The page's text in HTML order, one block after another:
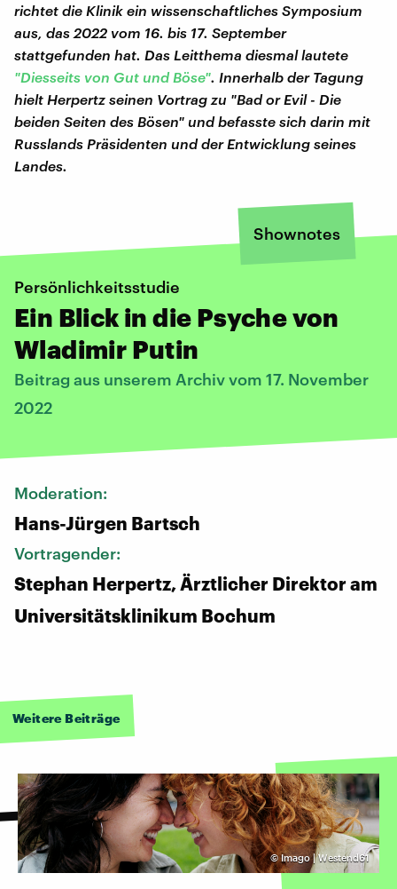
richtet die Klinik ein wissenschaftliches Symposium
aus, das 2022 vom 16. bis 17. September
stattgefunden hat. Das Leitthema diesmal lautete
"Diesseits von Gut und Böse". Innerhalb der Tagung
hielt Herpertz seinen Vortrag zu "Bad or Evil - Die
beiden Seiten des Bösen" und befasste sich darin mit
Russlands Präsidenten und der Entwicklung seines
Landes.
Shownotes
Persönlichkeitsstudie
Ein Blick in die Psyche von
Wladimir Putin
Beitrag aus unserem Archiv vom 17. November
2022
Moderation:
Hans-Jürgen Bartsch
Vortragender:
Stephan Herpertz, Ärztlicher Direktor am
Universitätsklinikum Bochum
Weitere Beiträge
©Imago | Westend61